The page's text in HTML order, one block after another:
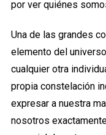
por ver quiénes
Una de las grandes
elemento del
cualquier otra
propia constelación
expresar a nuestra
nosotros